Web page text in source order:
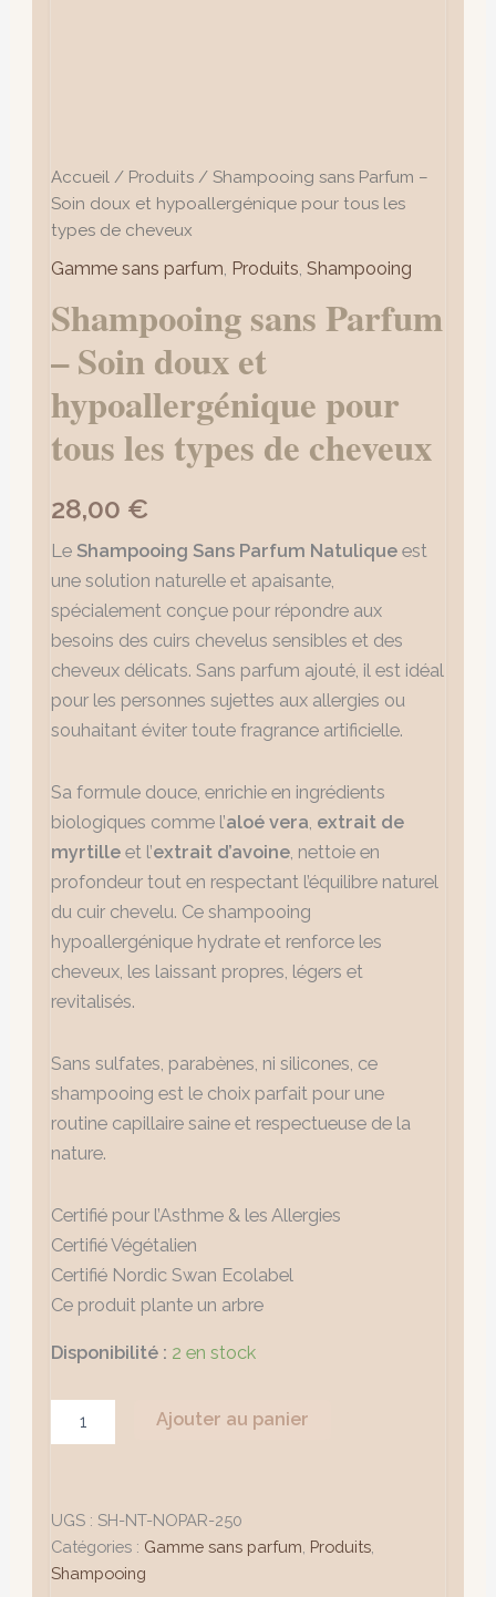
Accueil / Produits / Shampooing sans Parfum –
Soin doux et hypoallergénique pour tous les
types de cheveux
Gamme sans parfum Produits ,Shampooing
Shampooing sans Parfum
– Soin doux et
hypoallergénique pour
tous les types de cheveux
28,00 €
Le Shampooing Sans Parfum Natulique est
une solution naturelle et apaisante,
spécialement conçue pour répondre aux
besoins des cuirs chevelus sensibles et des
cheveux délicats. Sans parfum ajouté, il est idéal
pour les personnes sujettes aux allergies ou
souhaitant éviter toute fragrance artificielle.
Sa formule douce, enrichie en ingrédients
biologiques comme l’aloé vera, extrait de
myrtille et l’extrait d’avoine, nettoie en
profondeur tout en respectant l’équilibre naturel
du cuir chevelu. Ce shampooing
hypoallergénique hydrate et renforce les
cheveux, les laissant propres, légers et
revitalisés.
Sans sulfates, parabènes, ni silicones, ce
shampooing est le choix parfait pour une
routine capillaire saine et respectueuse de la
nature.
Certifié pour l’Asthme & les Allergies
Certifié Végétalien
Certifié Nordic Swan Ecolabel
Ce produit plante un arbre
Disponibilité : 2 en stock
Ajouter au panier
UGS :SH-NT-NOPAR-250
Catégories : Gamme sans parfum Produits
Shampooing